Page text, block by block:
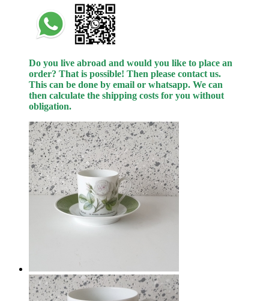
Do you live abroad and would you like to place an
order? That is possible! Then please contact us.
This can be done by email or whatsapp. We can
then calculate the shipping costs for you without
obligation.